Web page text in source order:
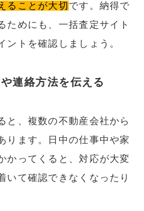
ることが大切です。納得で
ためにも、一括査定サイト
ントを確認しましょう。
連絡方法を伝える
と、複数の不動産会社から
ります。日中の仕事中や家
かってくると、対応が大変
いて確認できなくなったり